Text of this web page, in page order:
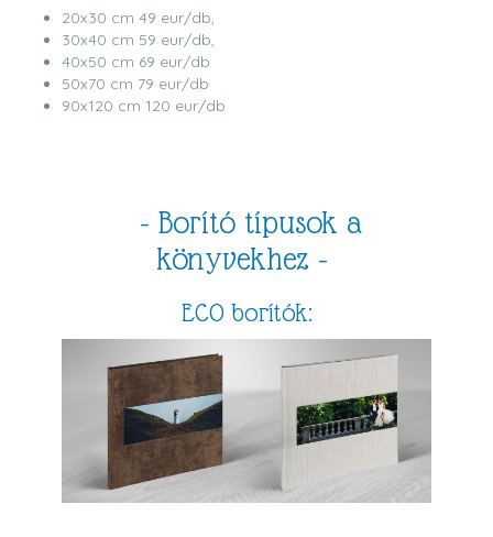
20x30 cm 49 eur/db,
30x40 cm 59 eur/db,
40x50 cm 69 eur/db
50x70 cm 79 eur/db
90x120 cm 120 eur/db
- Borító típusok a
könyvekhez -
ECO borítók: